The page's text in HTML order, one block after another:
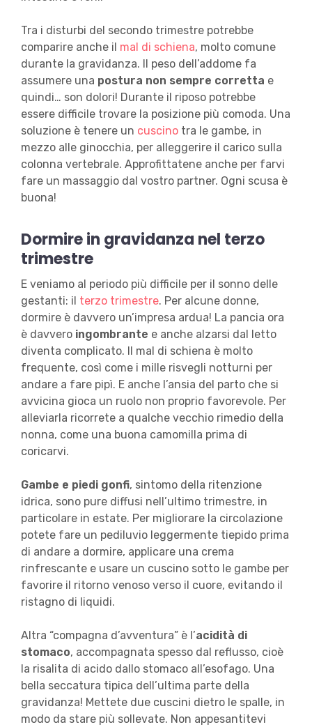
Tra i disturbi del secondo trimestre potrebbe
comparire anche il mal di schiena, molto comune
durante la gravidanza. Il peso dell’addome fa
assumere una postura non sempre corretta e
quindi… son dolori! Durante il riposo potrebbe
essere difficile trovare la posizione più comoda. Una
soluzione è tenere un cuscinotra le gambe, in
mezzo alle ginocchia, per alleggerire il carico sulla
colonna vertebrale. Approfittatene anche per farvi
fare un massaggio dal vostro partner. Ogni scusa è
buona!
Dormire in gravidanza nel terzo
trimestre
E veniamo al periodo più difficile per il sonno delle
gestanti: il terzo trimestre. Per alcune donne,
dormire è davvero un’impresa ardua! La pancia ora
è davvero ingombrante e anche alzarsi dal letto
diventa complicato. Il mal di schiena è molto
frequente, così come i mille risvegli notturni per
andare a fare pipì. E anche l’ansia del parto che si
avvicina gioca un ruolo non proprio favorevole. Per
alleviarla ricorrete a qualche vecchio rimedio della
nonna, come una buona camomilla prima di
coricarvi.
Gambe e piedi gonfi, sintomo della ritenzione
idrica, sono pure diffusi nell’ultimo trimestre, in
particolare in estate. Per migliorare la circolazione
potete fare un pediluvio leggermente tiepido prima
di andare a dormire, applicare una crema
rinfrescante e usare un cuscino sotto le gambe per
favorire il ritorno venoso verso il cuore, evitando il
ristagno di liquidi.
Altra “compagna d’avventura” è l’acidità di
stomaco, accompagnata spesso dal reflusso, cioè
la risalita di acido dallo stomaco all’esofago. Una
bella seccatura tipica dell’ultima parte della
gravidanza! Mettete due cuscini dietro le spalle, in
modo da stare più sollevate. Non appesantitevi